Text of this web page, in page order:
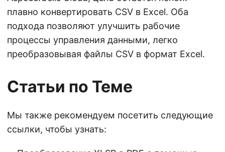
плавно конвертировать CSV в Excel. Оба
подхода позволяют улучшить рабочие
процессы управления данными, легко
преобразовывая файлы CSV в формат Excel.
Статьи по Теме
Мы также рекомендуем посетить следующие
ссылки, чтобы узнать: